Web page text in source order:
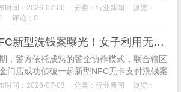
万元，责任人同步追责，详解瀚银科技资质
、海澜集团入股历程、牌照中止续展及未更
时间：2026-07-06 分类： 行业新闻
浏览：
评论：0
NFC新型洗钱案曝光！女子利用无卡支付购金洗钱当场被抓
，警方依托成熟的警企协作模式，联合辖区
门店成功侦破一起新型NFC无卡支付洗钱案
当场抓获一名跨区域洗钱团伙核心车手，及
时间：2026-07-03 分类： 行业新闻
浏览：